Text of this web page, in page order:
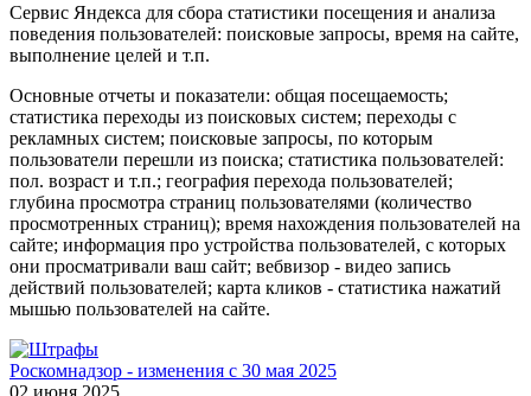
Сервис Яндекса для сбора статистики посещения и анализа
поведения пользователей: поисковые запросы, время на сайте,
выполнение целей и т.п.
Основные отчеты и показатели: общая посещаемость;
статистика переходы из поисковых систем; переходы с
рекламных систем; поисковые запросы, по которым
пользователи перешли из поиска; статистика пользователей:
пол. возраст и т.п.; география перехода пользователей;
глубина просмотра страниц пользователями (количество
просмотренных страниц); время нахождения пользователей на
сайте; информация про устройства пользователей, с которых
они просматривали ваш сайт; вебвизор - видео запись
действий пользователей; карта кликов - статистика нажатий
мышью пользователей на сайте.
Роскомнадзор - изменения с 30 мая 2025
02 июня 2025